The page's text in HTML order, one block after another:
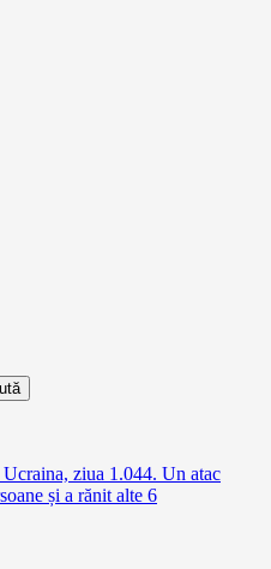
ziua 1.044. Un atac
și a rănit alte 6